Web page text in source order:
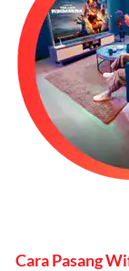
Vidio, WeTV,
(untuk
Kelebihan:
(streaming &
Paket
keluarga,
Cara Pasang